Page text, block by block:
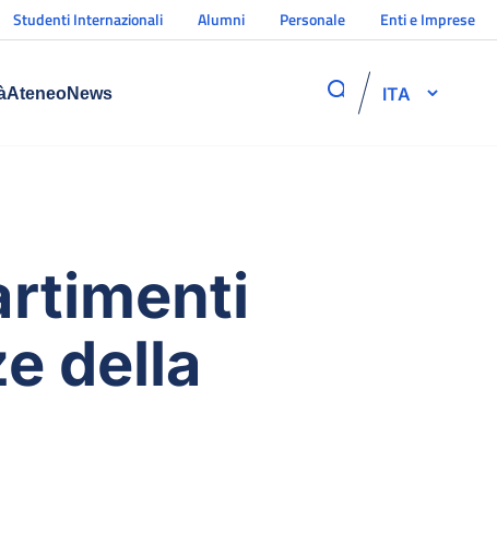
Studenti Internazionali Alumni Personale Enti e Imprese
AteneoNews ITA
della